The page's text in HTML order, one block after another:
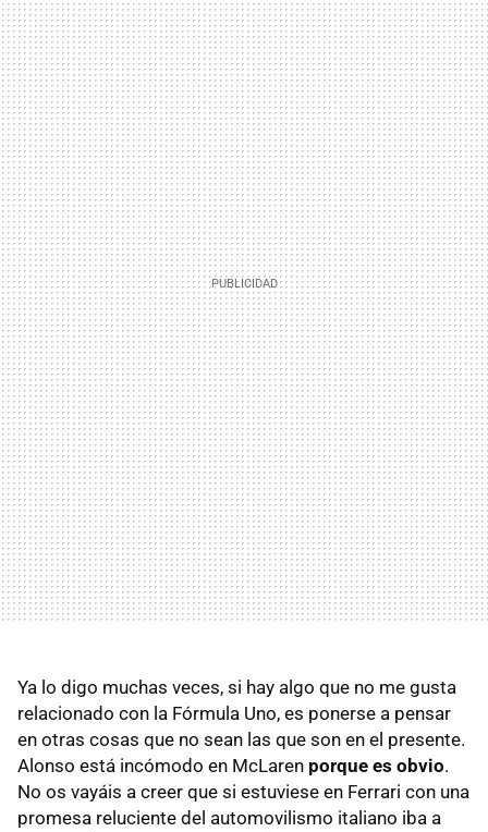
Ya lo digo muchas veces, si hay algo que no me gusta
relacionado con la Fórmula Uno, es ponerse a pensar
en otras cosas que no sean las que son en el presente.
Alonso está incómodo en McLaren porque es obvio.
No os vayáis a creer que si estuviese en Ferrari con una
promesa reluciente del automovilismo italiano iba a